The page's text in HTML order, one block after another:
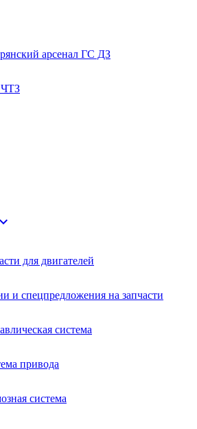
арсенал ГС ДЗ
ЧТЗ

для двигателей
и спецпредложения на запчасти
система
привода
система